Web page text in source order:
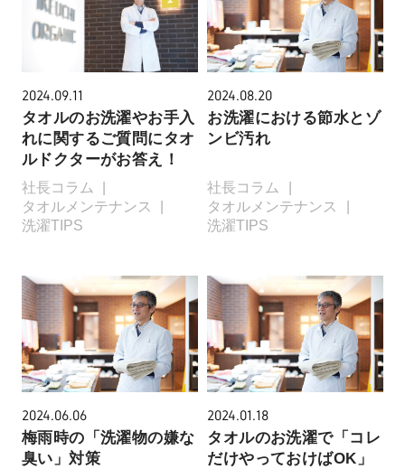
2024.09.11
タオルのお洗濯やお手入
れに関するご質問にタオ
ルドクターがお答え！
社長コラム
タオルメンテナンス
洗濯TIPS
2024.08.20
お洗濯における節水とゾ
ンビ汚れ
社長コラム
タオルメンテナンス
洗濯TIPS
2024.06.06
梅雨時の「洗濯物の嫌な
臭い」対策
2024.01.18
タオルのお洗濯で「コレ
だけやっておけばOK」